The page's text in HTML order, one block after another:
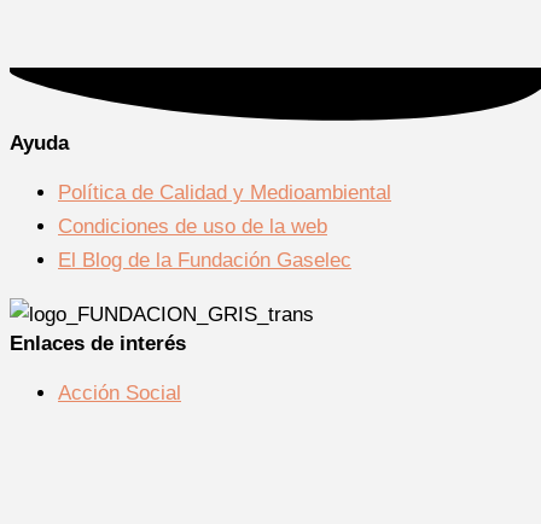
Ayuda
Política de Calidad y Medioambiental
Condiciones de uso de la web
El Blog de la Fundación Gaselec
Enlaces de interés
Acción Social